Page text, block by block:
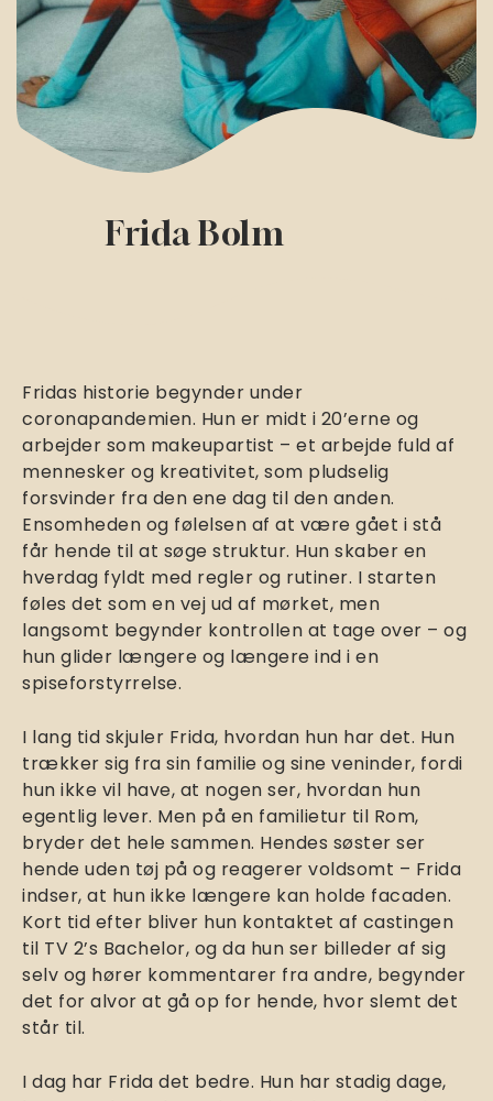
Frida Bolm
Fridas historie begynder under
coronapandemien. Hun er midt i 20’erne og
arbejder som makeupartist – et arbejde fuld af
mennesker og kreativitet, som pludselig
forsvinder fra den ene dag til den anden.
Ensomheden og følelsen af at være gået i stå
får hende til at søge struktur. Hun skaber en
hverdag fyldt med regler og rutiner. I starten
føles det som en vej ud af mørket, men
langsomt begynder kontrollen at tage over – og
hun glider længere og længere ind i en
spiseforstyrrelse.
I lang tid skjuler Frida, hvordan hun har det. Hun
trækker sig fra sin familie og sine veninder, fordi
hun ikke vil have, at nogen ser, hvordan hun
egentlig lever. Men på en familietur til Rom,
bryder det hele sammen. Hendes søster ser
hende uden tøj på og reagerer voldsomt – Frida
indser, at hun ikke længere kan holde facaden.
Kort tid efter bliver hun kontaktet af castingen
til TV 2’s Bachelor, og da hun ser billeder af sig
selv og hører kommentarer fra andre, begynder
det for alvor at gå op for hende, hvor slemt det
står til.
I dag har Frida det bedre. Hun har stadig dage,